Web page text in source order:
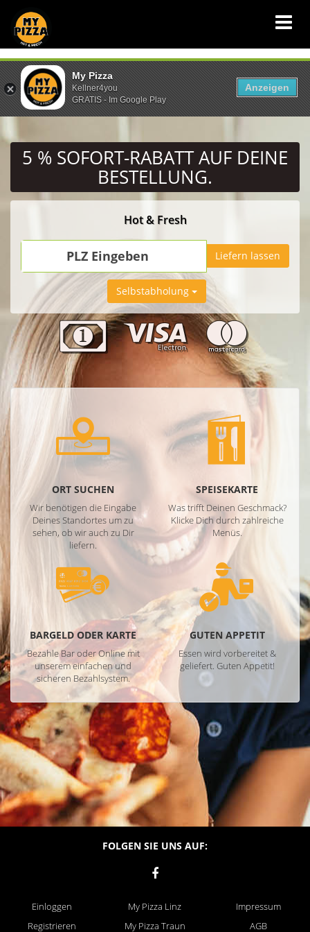
5 % SOFORT-RABATTAUF DEINE
BESTELLUNG.
Hot & Fresh
PLZ Eingeben Liefern lassen
Selbstabholung
ORT SUCHEN
Wir benötigen die Eingabe
Deines Standortes um zu
sehen, ob wir auch zu Dir
liefern.
SPEISEKARTE
Was trifft Deinen Geschmack?
Klicke Dich durch zahlreiche
Menüs.
BARGELD ODER KARTE
Bezahle Bar oder Online mit
unserem einfachen und
sicheren Bezahlsystem.
GUTEN APPETIT
Essen wird vorbereitet &
geliefert. Guten Appetit!
FOLGEN SIE UNS AUF:
Einloggen
Registrieren
My Pizza Linz
My Pizza Traun
Impressum
AGB
My Pizza
Kellner4you
GRATIS - Im Google Play
Anzeigen